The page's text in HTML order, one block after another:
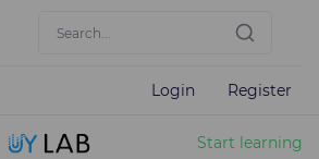
Login Register
Start learning